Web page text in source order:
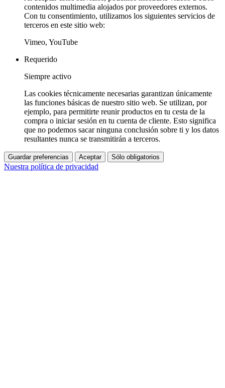
contenidos multimedia alojados por proveedores externos.
Con tu consentimiento, utilizamos los siguientes servicios de
terceros en este sitio web:
Vimeo, YouTube
Requerido
Siempre activo
Las cookies técnicamente necesarias garantizan únicamente
las funciones básicas de nuestro sitio web. Se utilizan, por
ejemplo, para permitirte reunir productos en tu cesta de la
compra o iniciar sesión en tu cuenta de cliente. Esto significa
que no podemos sacar ninguna conclusión sobre ti y los datos
resultantes nunca se transmitirán a terceros.
Guardar preferencias Aceptar Sólo obligatorios
Nuestra política de privacidad